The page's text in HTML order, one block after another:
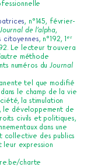
, n°145, février-
Journal de l’alpha,
citoyennes, n°192, 1er
Le lecteur trouvera
méthode
numéros duJournal
tel que modifié
le champ de la vie
la stimulation
le développement de
civils et politiques,
dans une
collective des publics
expression
charte